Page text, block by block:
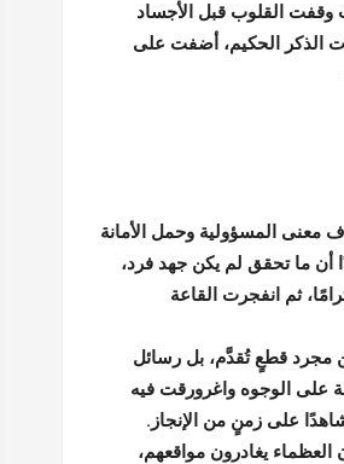
وقفت القلوب قبل الأجساد
الذكر الحكيم، أضفت على
معنى المسؤولية وحمل الأمانة
أن ما تحقق لم يكن جهد فرد،
ثم انفجرت القاعة
مجرد قطعٍ تُقدَّم، بل رسائل
على الوجوه واغرورقت فيه
على زمنٍ من الإنجاز.
العظماء يغادرون مواقعهم،